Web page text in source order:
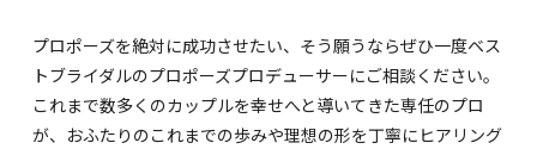
プロポーズを絶対に成功させたい、そう願うならぜひ一度ベス
トブライダルのプロポーズプロデューサーにご相談ください。
これまで数多くのカップルを幸せへと導いてきた専任のプロ
が、おふたりのこれまでの歩みや理想の形を丁寧にヒアリング